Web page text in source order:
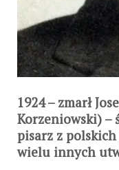
1924– zmarł
Korzeniowski) –
pisarz z polskich
wielu innych